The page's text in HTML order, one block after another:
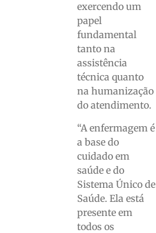
exercendo um
papel
fundamental
tanto na
assistência
técnica quanto
na humanização
do atendimento.
“A enfermagem é
a base do
cuidado em
saúde e do
Sistema Único de
Saúde. Ela está
presente em
todos os